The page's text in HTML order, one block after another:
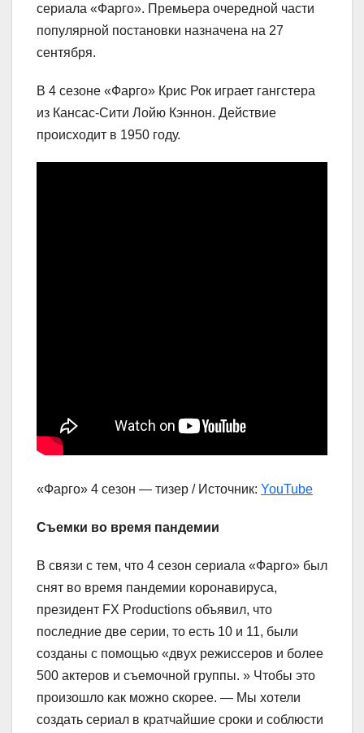
сериала «Фарго». Премьера очередной части
популярной постановки назначена на 27
сентября.
В 4 сезоне «Фарго» Крис Рок играет гангстера
из Кансас-Сити Лойю Кэннон. Действие
происходит в 1950 году.
«Фарго» 4 сезон — тизер / Источник: YouTube
Съемки во время пандемии
В связи с тем, что 4 сезон сериала «Фарго» был
снят во время пандемии коронавируса,
президент FX Productions объявил, что
последние две серии, то есть 10 и 11, были
созданы с помощью «двух режиссеров и более
500 актеров и съемочной группы. » Чтобы это
произошло как можно скорее. — Мы хотели
создать сериал в кратчайшие сроки и соблюсти